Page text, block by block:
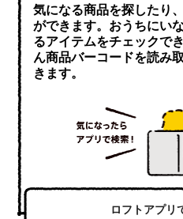
気になる商品を探したり
ができます。おうちにい
るアイテムをチェックで
ん商品バーコードを読み
きます。
ロフトアプリ